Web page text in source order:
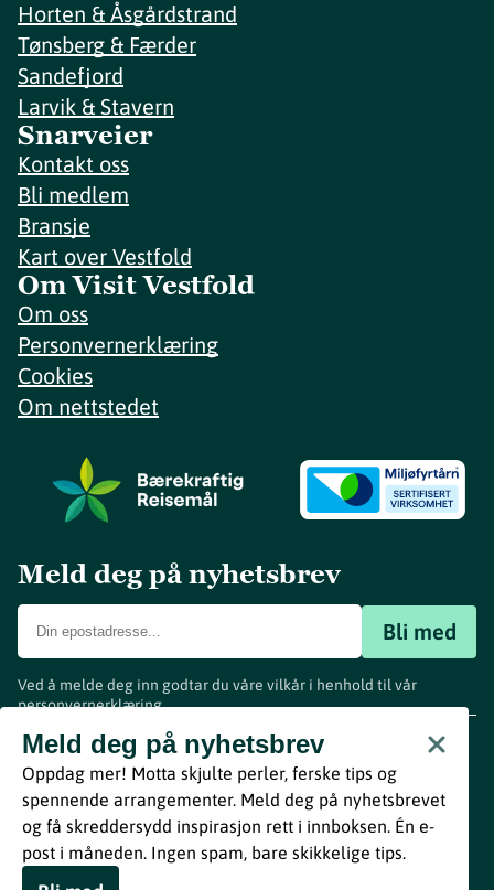
Horten & Åsgårdstrand
Tønsberg & Færder
Sandefjord
Larvik & Stavern
Snarveier
Kontakt oss
Bli medlem
Bransje
Kart over Vestfold
Om Visit Vestfold
Om oss
Personvernerklæring
Cookies
Om nettstedet
Meld deg på nyhetsbrev
Bli med
Ved å melde deg inn godtar du våre vilkår i henhold til vår
personvernerklæring.
Meld deg på nyhetsbrev
Oppdag mer! Motta skjulte perler, ferske tips og
spennende arrangementer. Meld deg på nyhetsbrevet
og få skreddersydd inspirasjon rett i innboksen. Én e-
post i måneden. Ingen spam, bare skikkelige tips.
www.visitvestfold.com
Turistinformasjon
Vestfold Fylkeskommune
ByBreakfast